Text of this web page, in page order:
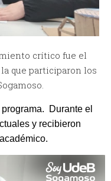
crítico fue el
que participaron los
Durante el
y recibieron